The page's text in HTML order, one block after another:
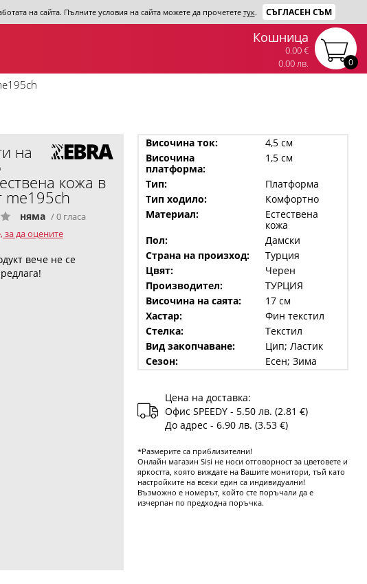
на сайта. Пълните условия на сайта можете да прочетете тук. СЪГЛАСЕН СЪМ
0
Кошница
0.00 €
0.00 лв.
на
кожа в
me195ch
няма / 0 гласа
за да оцените
вече не се
Височина ток:
4,5 см
Височина
платформа:
1,5 см
Тип:
Платформа
Тип ходило:
Комфортно
Материал:
Естествена
кожа
Пол:
Дамски
Страна на произход:
Турция
Цвят:
Черен
Производител:
ТУРЦИЯ
Височина на саята:
17 см
Хастар:
Фин текстил
Стелка:
Текстил
Вид закопчаване:
Цип; Ластик
Сезон:
Есен; Зима
Цена на доставка:
Офис SPEEDY - 5.50 лв. (2.81 €)
До адрес - 6.90 лв. (3.53 €)
*Размерите са приблизителни!
Онлайн магазин Sisi не носи отговорност за цветовете и
яркостта, която виждате на Вашите монитори, тъй като
настройките на всеки един са индивидуални!
Възможно е номерът, който сте поръчали да е
изчерпан по предходна поръчка.